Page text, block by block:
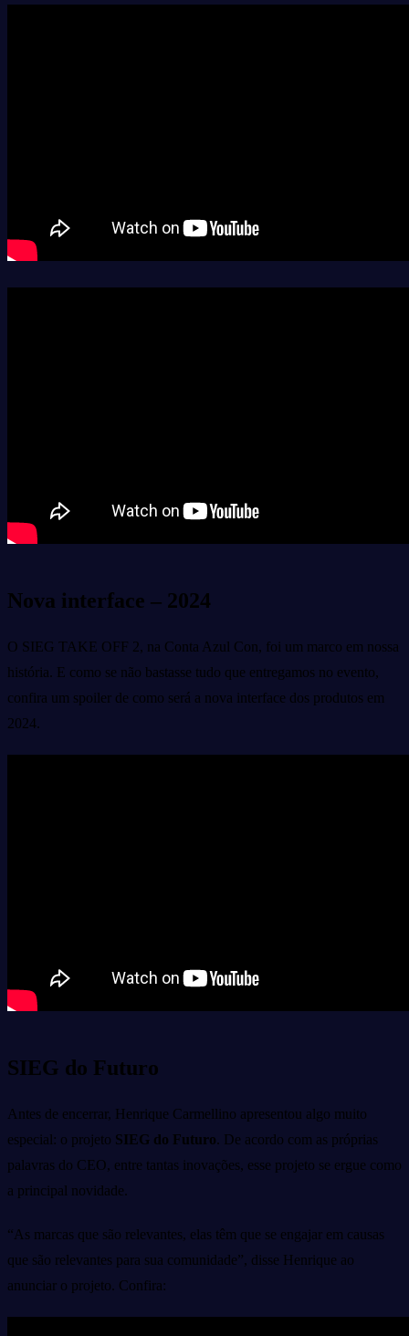
Nova interface – 2024
O SIEG TAKE OFF 2, na Conta Azul Con, foi um marco em nossa
história. E como se não bastasse tudo que entregamos no evento,
confira um spoiler de como será a nova interface dos produtos em
2024.
SIEG do Futuro
Antes de encerrar, Henrique Carmellino apresentou algo muito
especial: o projeto SIEG do Futuro. De acordo com as próprias
palavras do CEO, entre tantas inovações, esse projeto se ergue como
a principal novidade.
“As marcas que são relevantes, elas têm que se engajar em causas
que são relevantes para sua comunidade”, disse Henrique ao
anunciar o projeto. Confira: